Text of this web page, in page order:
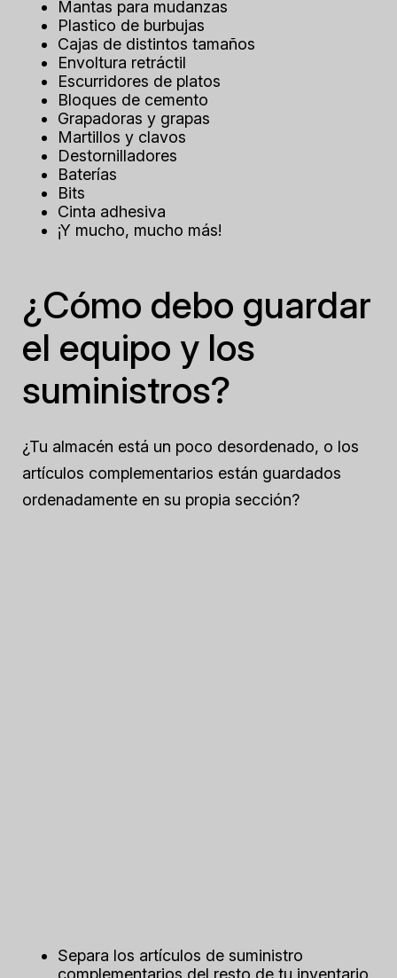
Mantas para mudanzas
Plastico de burbujas
Cajas de distintos tamaños
Envoltura retráctil
Escurridores de platos
Bloques de cemento
Grapadoras y grapas
Martillos y clavos
Destornilladores
Baterías
Bits
Cinta adhesiva
¡Y mucho, mucho más!
¿Cómo debo guardar
el equipo y los
suministros?
¿Tu almacén está un poco desordenado, o los
artículos complementarios están guardados
ordenadamente en su propia sección?
Separa los artículos de suministro
complementarios del resto de tu inventario